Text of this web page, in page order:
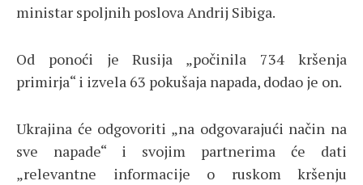
ministar spoljnih poslova Andrij Sibiga.
Od ponoći je Rusija „počinila 734 kršenja
primirja“ i izvela 63 pokušaja napada, dodao je on.
Ukrajina će odgovoriti „na odgovarajući način na
sve napade“ i svojim partnerima će dati
„relevantne informacije o ruskom kršenju